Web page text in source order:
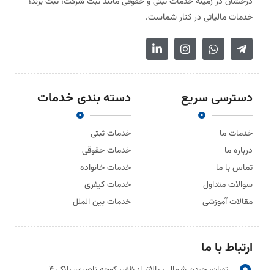
خدمات مالیاتی در کنار شماست.
دسترسی سریع
خدمات ما
درباره ما
تماس با ما
سوالات متداول
مقالات آموزشی
دسته بندی خدمات
خدمات ثبتی
خدمات حقوقی
خدمات خانواده
خدمات کیفری
خدمات بین الملل
ارتباط با ما